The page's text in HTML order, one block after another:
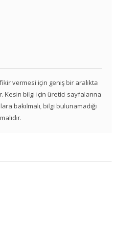
vermesi için geniş bir aralıkta
bilgi için üretici sayfalarına
bakılmalı, bilgi bulunamadığı